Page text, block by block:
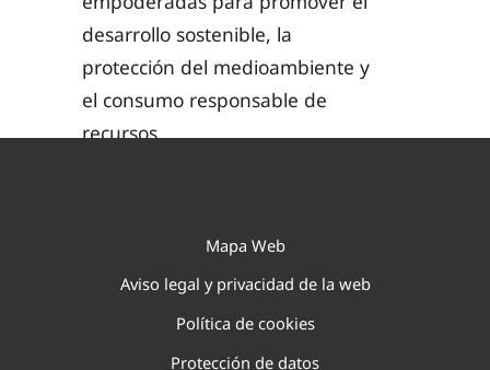
desarrollo sostenible, la
protección del medioambiente y
el consumo responsable de
recursos.
Mapa Web
Aviso legal y privacidad de la web
Política de cookies
Protección de datos